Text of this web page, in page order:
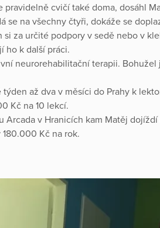
cvičí také doma, dosáhl
se na všechny čtyři, dokáže se
za určité podpory v sedě nebo v
ho k další práci.
neurorehabilitační terapii. Bohužel
až dva v měsíci do Prahy k
Kč na 10 lekcí.
Arcada v Hranicích kam Matěj
Kč na rok.